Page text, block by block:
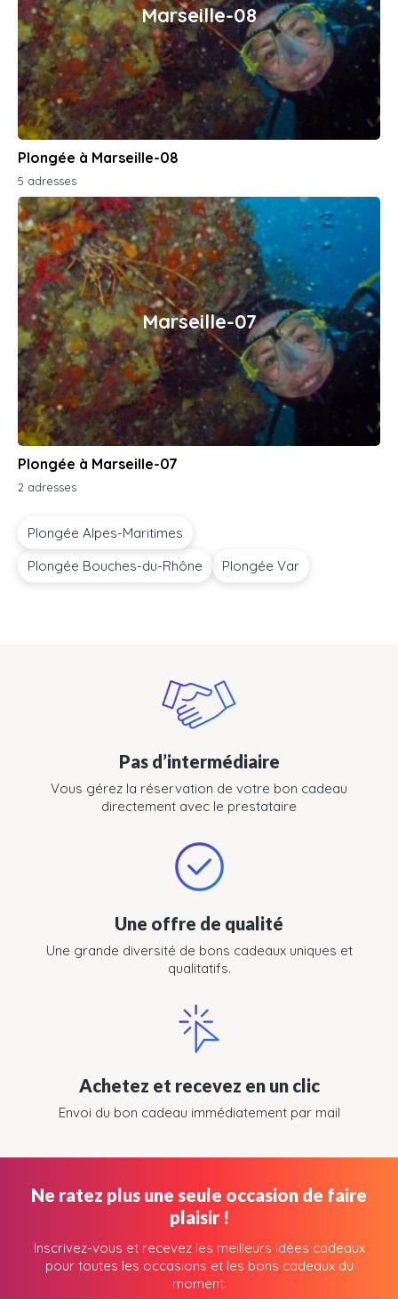
Marseille-08
Plongée à Marseille-08
5 adresses
Marseille-07
Plongée à Marseille-07
2 adresses
Plongée Alpes-Maritimes
Plongée Bouches-du-Rhône
Plongée Var
Pas d’intermédiaire
Vous gérez la réservation de votre bon cadeau
directement avec le prestataire
Une offre de qualité
Une grande diversité de bons cadeaux uniques et
qualitatifs.
Achetez et recevez en un clic
Envoi du bon cadeau immédiatement par mail
Ne ratez plus une seule occasion de faire
plaisir !
Inscrivez-vous et recevez les meilleurs idées cadeaux
pour toutes les occasions et les bons cadeaux du
moment.